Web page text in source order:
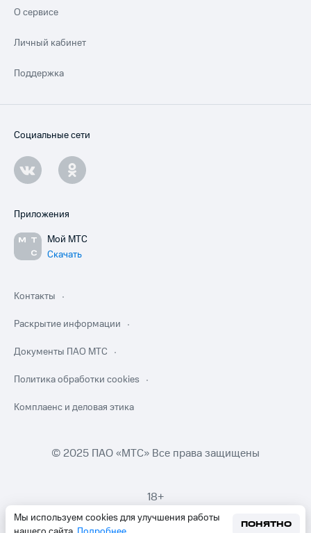
Мы используем cookies для улучшения работы
ПОНЯТНО
О сервисе
Личный кабинет
Поддержка
Социальные сети
Приложения
Мой МТС
Скачать
Контакты
Раскрытие информации
Документы ПАО МТС
Политика обработки cookies
Комплаенс и деловая этика
© 2025 ПАО «МТС» Все права защищены
18+